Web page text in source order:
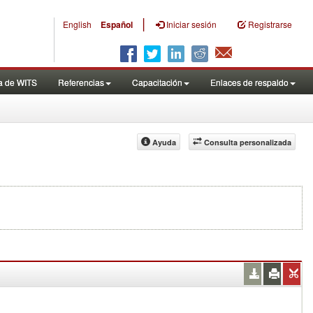
English Español | Iniciar sesión Registrarse
de WITS Referencias Capacitación Enlaces de respaldo
Consulta personalizada
Ayuda